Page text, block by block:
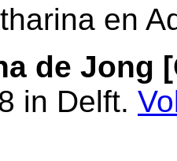
en
de Jong
in Delft.